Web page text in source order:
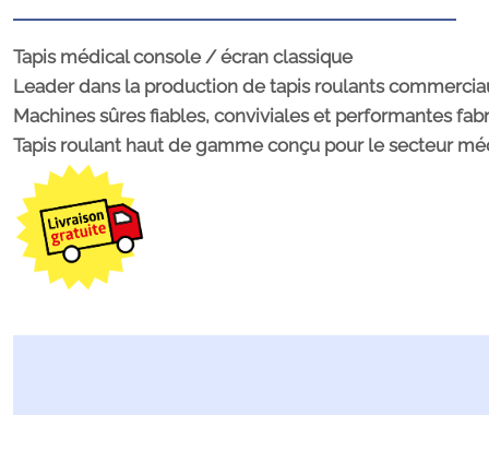
Tapis médical console / écran classique
Leaderdans la production de tapis roulants
Machines sûres fiables, conviviales et performantes
Tapis roulant haut de gamme conçu pour le secteur